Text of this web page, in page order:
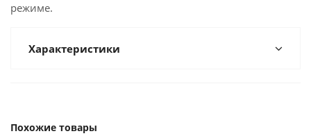
режиме.
Характеристики
Похожие товары